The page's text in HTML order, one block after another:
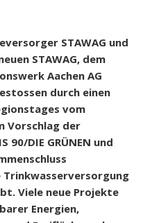
STAWAG und
STAWAG, dem
Aachen AG
durch einen
vom
Vorschlag der
90/DIE GRÜNEN und
Viele neue Projekte
Energien,